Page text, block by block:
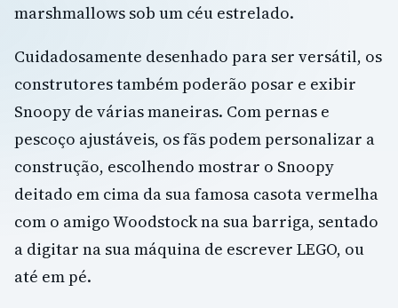
marshmallows sob um céu estrelado.
Cuidadosamente desenhado para ser versátil, os
construtores também poderão posar e exibir
Snoopy de várias maneiras. Com pernas e
pescoço ajustáveis, os fãs podem personalizar a
construção, escolhendo mostrar o Snoopy
deitado em cima da sua famosa casota vermelha
com o amigo Woodstock na sua barriga, sentado
a digitar na sua máquina de escrever LEGO, ou
até em pé.